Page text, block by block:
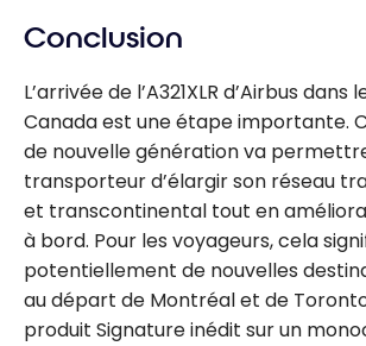
nouveau Café à
international de
Vancouver
Conclusion
L’arrivée de l’A321XLR d’Airbus dans
Canada est une étape importante.
de nouvelle génération va
transporteur d’élargir son réseau
et transcontinental tout en
à bord. Pour les voyageurs, cela
potentiellement de nouvelles
au départ de Montréal et de
produit Signature inédit sur un